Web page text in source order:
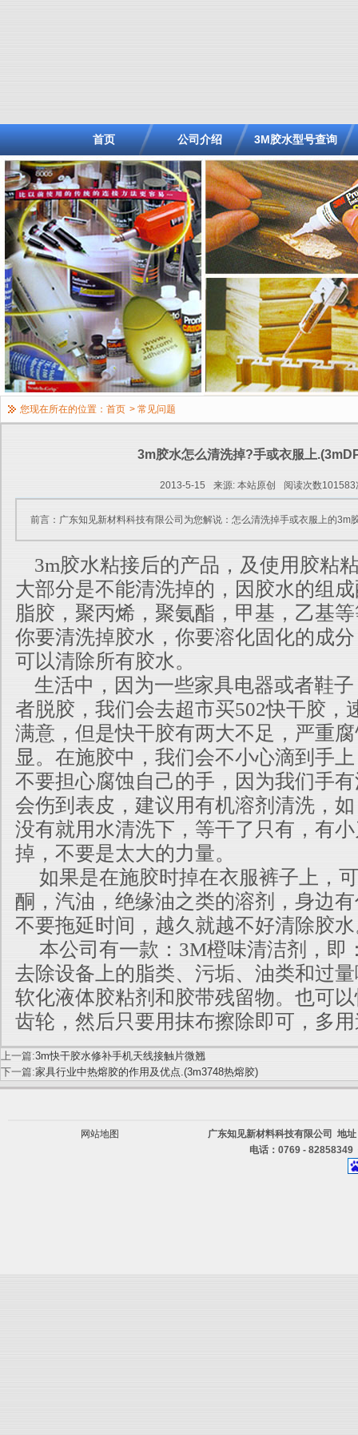
首页 公司介绍 3M胶水型号查询
您现在所在的位置： 首页 > 常见问题
3m胶水怎么清洗掉?手或衣服上
2013-5-15 来源: 本站原创 阅读次数101583
前言：广东知见新材料科技有限公司为您解说：怎么清洗掉手或衣服上的3m
3m胶水粘接后的产品，及使用胶粘
大部分是不能清洗掉的，因胶水的组
脂胶，聚丙烯，聚氨酯，甲基，乙基
你要清洗掉胶水，你要溶化固化的成
可以清除所有胶水。
生活中，因为一些家具电器或者鞋
者脱胶，我们会去超市买502快干胶，
满意，但是快干胶有两大不足，严重
显。在施胶中，我们会不小心滴到手
不要担心腐蚀自己的手，因为我们手
会伤到表皮，建议用有机溶剂清洗，
没有就用水清洗下，等干了只有，有
掉，不要是太大的力量。
如果是在施胶时掉在衣服裤子上，
酮，汽油，绝缘油之类的溶剂，身边
不要拖延时间，越久就越不好清除胶
本公司有一款：3M橙味清洁剂，即
去除设备上的脂类、污垢、油类和过
软化液体胶粘剂和胶带残留物。也可
齿轮，然后只要用抹布擦除即可，多
上一篇:3m快干胶水修补手机天线接触片微翘
下一篇:家具行业中热熔胶的作用及优点.(3m3748热熔胶)
网站地图
广东知见新材料科技有限公司 地
电话：0769 -